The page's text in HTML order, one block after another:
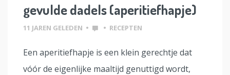
gevulde dadels (aperitiefhapje)
11 JAREN GELEDEN • • RECEPTEN
Een aperitiefhapje is een klein gerechtje dat
vóór de eigenlijke maaltijd genuttigd wordt,